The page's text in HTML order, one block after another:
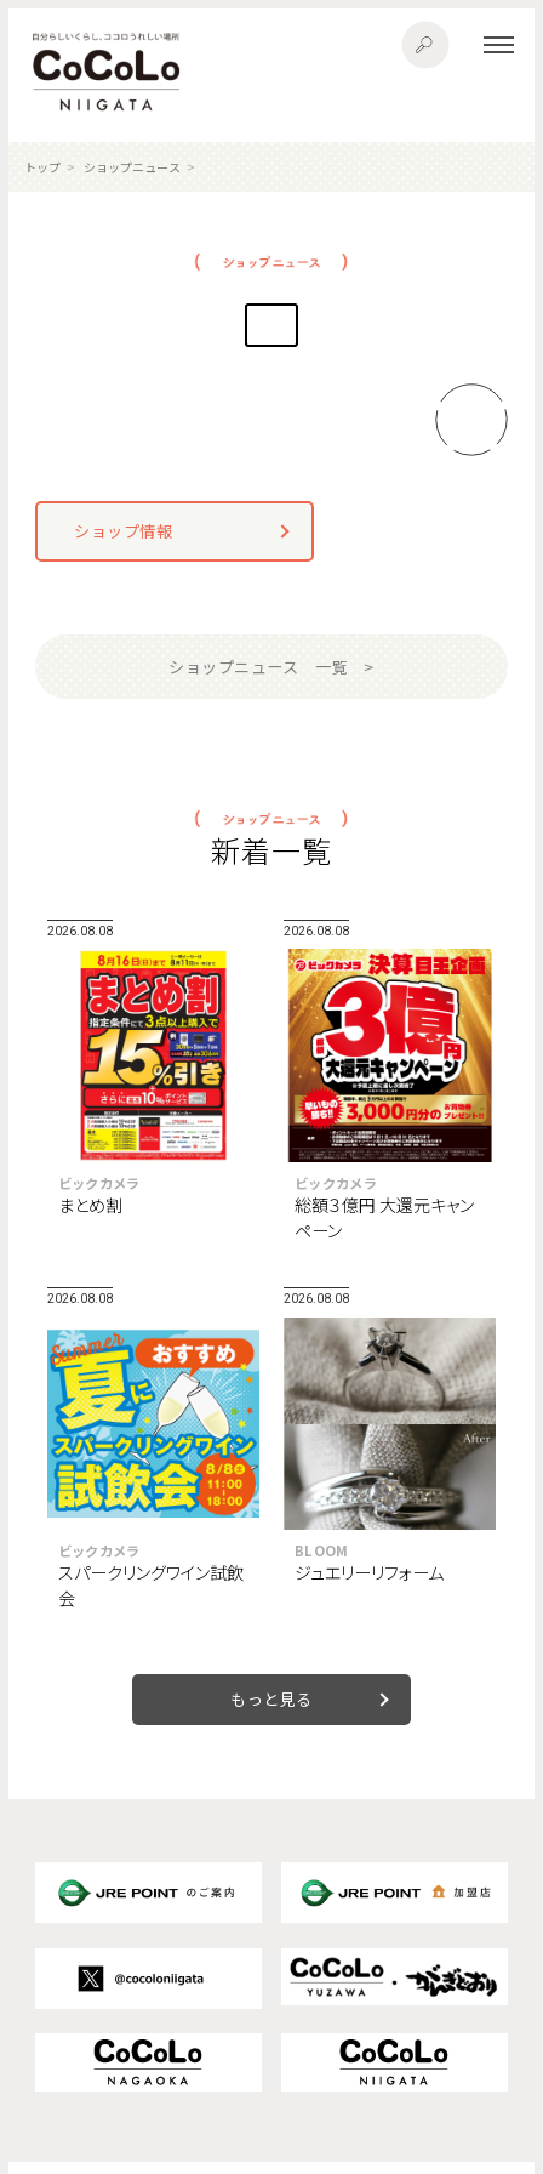
トップ ショップニュース
ショップ情報
ショップニュース 一覧
新着一覧
2026.08.08
ビックカメラ
まとめ割
2026.08.08
ビックカメラ
総額３億円 大還元キャン
ペーン
2026.08.08
ビックカメラ
スパークリングワイン試飲
会
2026.08.08
BLOOM
ジュエリーリフォーム
もっと見る